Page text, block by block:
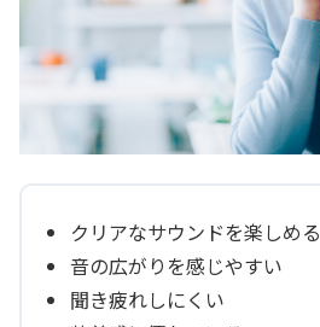
クリアなサウンドを楽しめる
音の広がりを感じやすい
聞き疲れしにくい